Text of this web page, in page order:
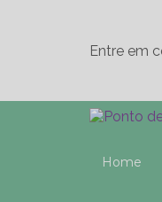
Entre em
Home